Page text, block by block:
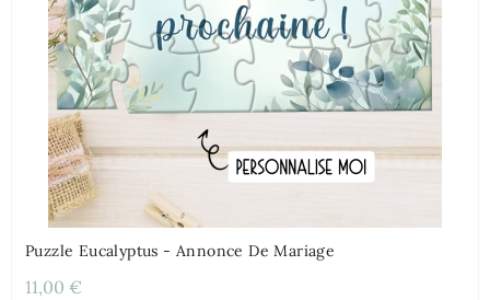
Puzzle Eucalyptus - Annonce De Mariage
11,00 €